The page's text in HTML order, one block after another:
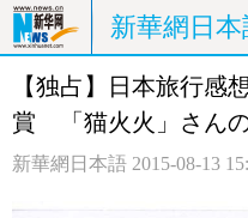
新華網日本
ホームページ
【独占】日本旅行感
賞 「猫火火」さん
新華網日本語 2015-08-13